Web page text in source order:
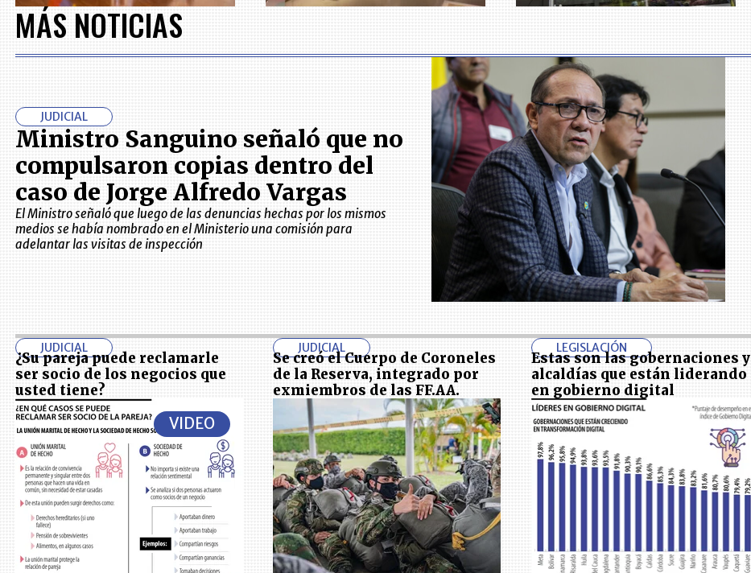
MÁS NOTICIAS
JUDICIAL
Ministro Sanguino señaló que no
compulsaron copias dentro del
caso de Jorge Alfredo Vargas
El Ministro señaló que luego de las denuncias hechas por los mismos
medios se había nombrado en el Ministerio una comisión para
adelantar las visitas de inspección
JUDICIAL
¿Su pareja puede reclamarle
ser socio de los negocios que
usted tiene?
VIDEO
JUDICIAL
Se creó el Cuerpo de Coroneles
de la Reserva, integrado por
exmiembros de las FF.AA.
LEGISLACIÓN
Estas son las gobernaciones y
alcaldías que están liderando
en gobierno digital